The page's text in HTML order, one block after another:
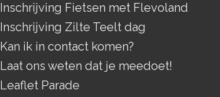
Inschrijving Fietsen met Flevoland
Inschrijving Zilte Teelt dag
Kan ik in contact komen?
Laat ons weten dat je meedoet!
Leaflet Parade